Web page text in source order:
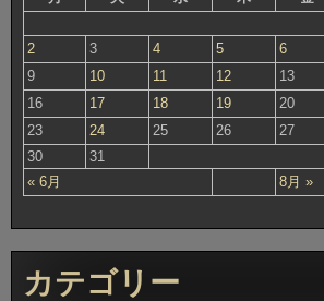
« 6月 8月 »
2
3 4 5 6
9
10 11 12 13
16
17 18 19 20
23
24 25 26 27
30
31
カテゴリー